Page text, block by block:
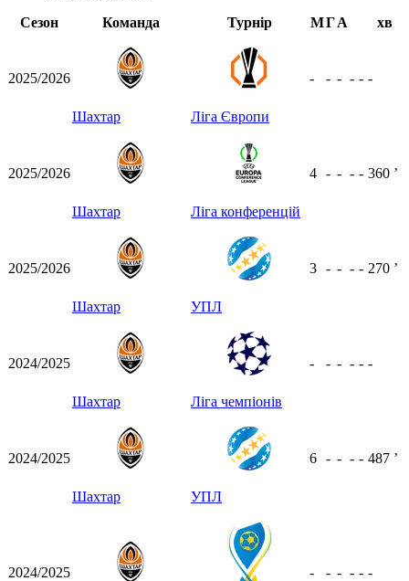
Сезон
Команда Турнір МГА хв
2025/2026
Шахтар Ліга Європи
- - - - - -
2025/2026
Шахтар Ліга конференцій
4 - - - - 360 ʼ
2025/2026
Шахтар УПЛ
3 - - - - 270 ʼ
2024/2025
Шахтар Ліга чемпіонів
- - - - - -
2024/2025
Шахтар УПЛ
6 - - - - 487 ʼ
2024/2025 - - - - - -